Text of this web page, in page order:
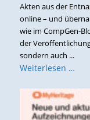
Akten aus der
online – und
wie im CompGen-
der
sondern auch ...
Weiterlesen …